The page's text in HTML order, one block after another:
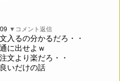
▼コメント返信
入るの分かるだろ・・
に出せよｗ
文より楽だろ・・
いだけの話